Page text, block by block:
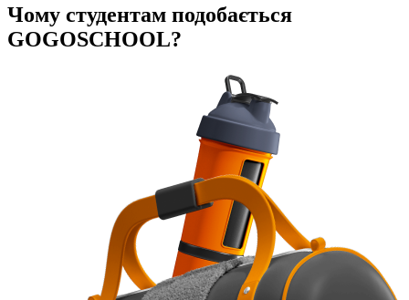
Чому студентам подобається
GOGOSCHOOL?